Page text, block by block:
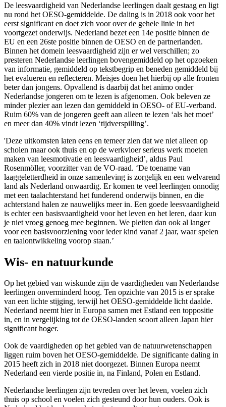
De leesvaardigheid van Nederlandse leerlingen daalt gestaag en ligt
nu rond het OESO-gemiddelde. De daling is in 2018 ook voor het
eerst significant en doet zich voor over de gehele linie in het
voortgezet onderwijs. Nederland bezet een 14e positie binnen de
EU en een 26ste positie binnen de OESO en de partnerlanden.
Binnen het domein leesvaardigheid zijn er wel verschillen; zo
presteren Nederlandse leerlingen bovengemiddeld op het opzoeken
van informatie, gemiddeld op tekstbegrip en beneden gemiddeld bij
het evalueren en reflecteren. Meisjes doen het hierbij op alle fronten
beter dan jongens. Opvallend is daarbij dat het animo onder
Nederlandse jongeren om te lezen is afgenomen. Ook beleven ze
minder plezier aan lezen dan gemiddeld in OESO- of EU-verband.
Ruim 60% van de jongeren geeft aan alleen te lezen ‘als het moet’
en meer dan 40% vindt lezen ‘tijdverspilling’.
'Deze uitkomsten laten eens en temeer zien dat we niet alleen op
scholen maar ook thuis en op de werkvloer serieus werk moeten
maken van leesmotivatie en leesvaardigheid’, aldus Paul
Rosenmöller, voorzitter van de VO-raad. ‘De toename van
laaggeletterdheid in onze samenleving is zorgelijk en een welvarend
land als Nederland onwaardig. Er komen te veel leerlingen onnodig
met een taalachterstand het funderend onderwijs binnen, en die
achterstand halen ze nauwelijks meer in. Een goede leesvaardigheid
is echter een basisvaardigheid voor het leven en het leren, daar kun
je niet vroeg genoeg mee beginnen. We pleiten dan ook al langer
voor een basisvoorziening voor ieder kind vanaf 2 jaar, waar spelen
en taalontwikkeling voorop staan.’
Wis- en natuurkunde
Op het gebied van wiskunde zijn de vaardigheden van Nederlandse
leerlingen onverminderd hoog. Ten opzichte van 2015 is er sprake
van een lichte stijging, terwijl het OESO-gemiddelde licht daalde.
Nederland neemt hier in Europa samen met Estland een toppositie
in, en in vergelijking tot de OESO-landen scoort alleen Japan hier
significant hoger.
Ook de vaardigheden op het gebied van de natuurwetenschappen
liggen ruim boven het OESO-gemiddelde. De significante daling in
2015 heeft zich in 2018 niet doorgezet. Binnen Europa neemt
Nederland een vierde positie in, na Finland, Polen en Estland.
Nederlandse leerlingen zijn tevreden over het leven, voelen zich
thuis op school en voelen zich gesteund door hun ouders. Ook is